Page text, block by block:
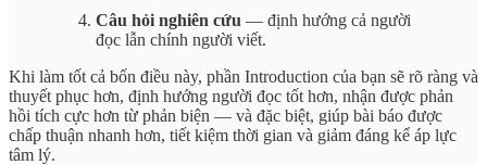
Câu hỏi nghiên cứu — định hướng cả người
đọc lẫn chính người viết.
Khi làm tốt cả bốn điều này, phần Introduction của bạn sẽ rõ ràng và
thuyết phục hơn, định hướng người đọc tốt hơn, nhận được phản
hồi tích cực hơn từ phản biện — và đặc biệt, giúp bài báo được
chấp thuận nhanh hơn, tiết kiệm thời gian và giảm đáng kể áp lực
tâm lý.